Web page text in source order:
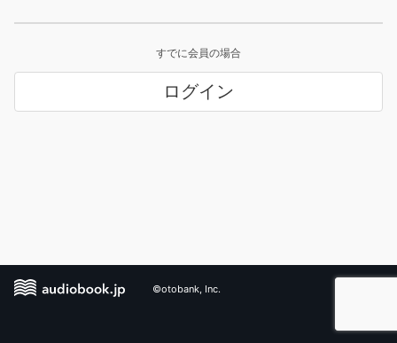
すでに会員の場合
ログイン
©otobank, Inc.